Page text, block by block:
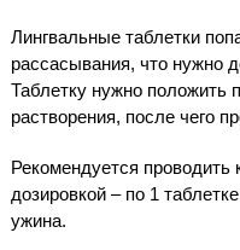
Лингвальные таблетки
рассасывания, что нужно
Таблетку нужно положить
растворения, после чего
Рекомендуется проводить
дозировкой – по 1
ужина.